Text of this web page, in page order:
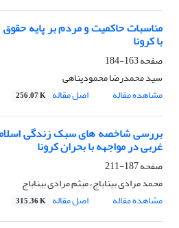
مناسبات حاکمیت و مردم بر پایه
با کرونا
صفحه163-184
سید محمدرضا محمودپناهی
مشاهده مقاله
اصل مقاله 256.07 K
بررسی شاخصه های سبک زندگی
غربی در مواجهه با بحران کرونا
صفحه187-211
محمد مرادی بیناباج، میثم مرادی بیناباج
مشاهده مقاله
اصل مقاله 315.36 K